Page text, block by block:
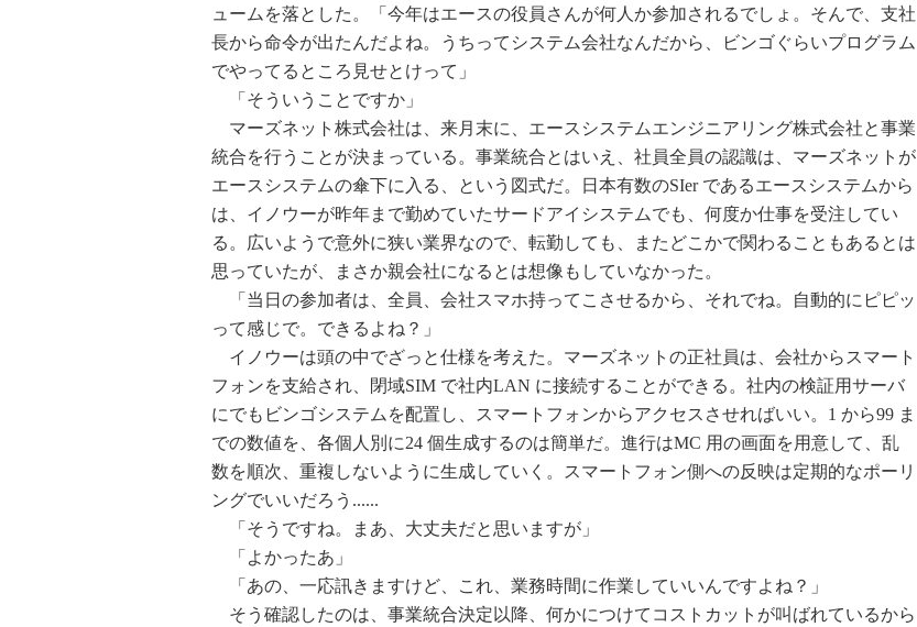
ュームを落とした。「今年はエースの役員さんが何人か参加されるでしょ。そんで、支社
長から命令が出たんだよね。うちってシステム会社なんだから、ビンゴぐらいプログラム
でやってるところ見せとけって」
「そういうことですか」
マーズネット株式会社は、来月末に、エースシステムエンジニアリング株式会社と事業
統合を行うことが決まっている。事業統合とはいえ、社員全員の認識は、マーズネットが
エースシステムの傘下に入る、という図式だ。日本有数のSIer であるエースシステムから
は、イノウーが昨年まで勤めていたサードアイシステムでも、何度か仕事を受注してい
る。広いようで意外に狭い業界なので、転勤しても、またどこかで関わることもあるとは
思っていたが、まさか親会社になるとは想像もしていなかった。
「当日の参加者は、全員、会社スマホ持ってこさせるから、それでね。自動的にピピッ
って感じで。できるよね？」
イノウーは頭の中でざっと仕様を考えた。マーズネットの正社員は、会社からスマート
フォンを支給され、閉域SIM で社内LAN に接続することができる。社内の検証用サーバ
にでもビンゴシステムを配置し、スマートフォンからアクセスさせればいい。1 から99 ま
での数値を、各個人別に24 個生成するのは簡単だ。進行はMC 用の画面を用意して、乱
数を順次、重複しないように生成していく。スマートフォン側への反映は定期的なポーリ
ングでいいだろう......
「そうですね。まあ、大丈夫だと思いますが」
「よかったあ」
「あの、一応訊きますけど、これ、業務時間に作業していいんですよね？」
そう確認したのは、事業統合決定以降、何かにつけてコストカットが叫ばれているから